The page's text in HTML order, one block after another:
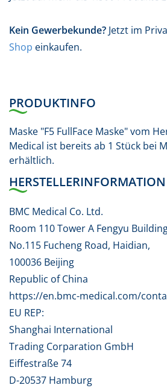
Kein Gewerbekunde? Jetzt im
Shop einkaufen.
PRODUKTINFO
Maske "F5 FullFace Maske" vom
Medical ist bereits ab 1 Stück bei
erhältlich.
HERSTELLERINFORMATION
BMC Medical Co. Ltd.
Room 110 Tower A Fengyu
No.115 Fucheng Road, Haidian,
100036 Beijing
Republic of China
https://en.bmc-medical.com/
EU REP:
Shanghai International
Trading Corparation GmbH
Eiffestraße 74
D-20537 Hamburg